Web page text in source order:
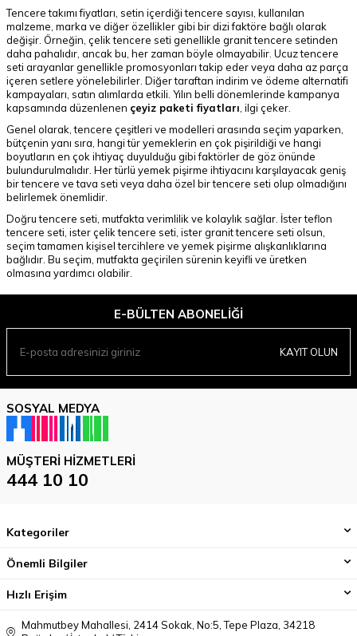
Tencere takımı fiyatları, setin içerdiği tencere sayısı, kullanılan
malzeme, marka ve diğer özellikler gibi bir dizi faktöre bağlı olarak
değişir. Örneğin, çelik tencere seti genellikle granit tencere setinden
daha pahalıdır, ancak bu, her zaman böyle olmayabilir. Ucuz tencere
seti arayanlar genellikle promosyonları takip eder veya daha az parça
içeren setlere yönelebilirler. Diğer taraftan indirim ve ödeme alternatifi
kampayaları, satın alımlarda etkili. Yılın belli dönemlerinde kampanya
kapsamında düzenlenen çeyiz paketi fiyatları , ilgi çeker.
Genel olarak, tencere çeşitleri ve modelleri arasında seçim yaparken,
bütçenin yanı sıra, hangi tür yemeklerin en çok pişirildiği ve hangi
boyutların en çok ihtiyaç duyulduğu gibi faktörler de göz önünde
bulundurulmalıdır. Her türlü yemek pişirme ihtiyacını karşılayacak geniş
bir tencere ve tava seti veya daha özel bir tencere seti olup olmadığını
belirlemek önemlidir.
Doğru tencere seti, mutfakta verimlilik ve kolaylık sağlar. İster teflon
tencere seti, ister çelik tencere seti, ister granit tencere seti olsun,
seçim tamamen kişisel tercihlere ve yemek pişirme alışkanlıklarına
bağlıdır. Bu seçim, mutfakta geçirilen sürenin keyifli ve üretken
olmasına yardımcı olabilir.
E-BÜLTEN ABONELIĞI
KAYIT OLUN
SOSYAL MEDYA
MÜŞTERI HIZMETLERI
444 10 10
Kategoriler
Önemli Bilgiler
Hızlı Erişim
Mahmutbey Mahallesi, 2414 Sokak, No:5, Tepe Plaza, 34218